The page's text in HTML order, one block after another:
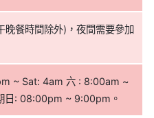
晚餐時間除外)，夜間需要參加
~ Sat: 4am 六 : 8:00am ~
日: 08:00pm ~ 9:00pm。